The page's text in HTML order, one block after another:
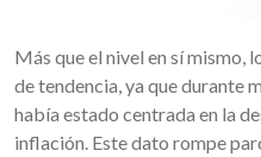
Más que el nivel en sí mismo,
de tendencia, ya que durante
había estado centrada en la
inflación. Este dato rompe